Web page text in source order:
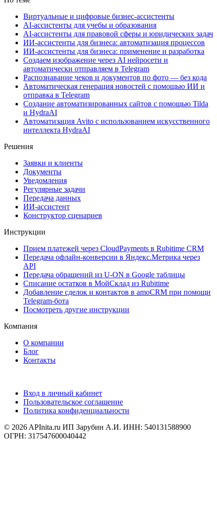
Виртуальные и цифровые бизнес-ассистенты
AI-ассистенты для учебы и образования
AI-ассистенты для правовой сферы и юридических задач
ИИ-ассистенты для бизнеса: автоматизация процессов
ИИ-ассистенты для бизнеса: применение и разработка
Создаем изображение через AI нейросети и
автоматически отправляем в Telegram
Распознавание чеков и документов по фото — без кода
Автоматическая генерация новостей с помощью ИИ и
отправка в Telegram
Создание автоматизированных сайтов с помощью Tilda
и HydraAI
Автоматизация Avito с использованием искусственного
интеллекта HydraAI
Решения
Заявки и клиенты
Документы
Уведомления
Регулярные задачи
Передача данных
ИИ-ассистент
Конструктор сценариев
Инструкции
Прием платежей через CloudPayments в Rubitime CRM
Передача офлайн-конверсии в Яндекс.Метрика через
API
Передача обращений из U-ON в Google таблицы
Списание остатков в МойСклад из Rubitime
Добавление сделок и контактов в amoCRM при помощи
Telegram-бота
Посмотреть другие инструкции
Компания
О компании
Блог
Контакты
Вход в личный кабинет
Пользовательское соглашение
Политика конфиденциальности
© 2026 APInita.ru ИП Зарубин А.И. ИНН: 540131588900
ОГРН: 317547600040442